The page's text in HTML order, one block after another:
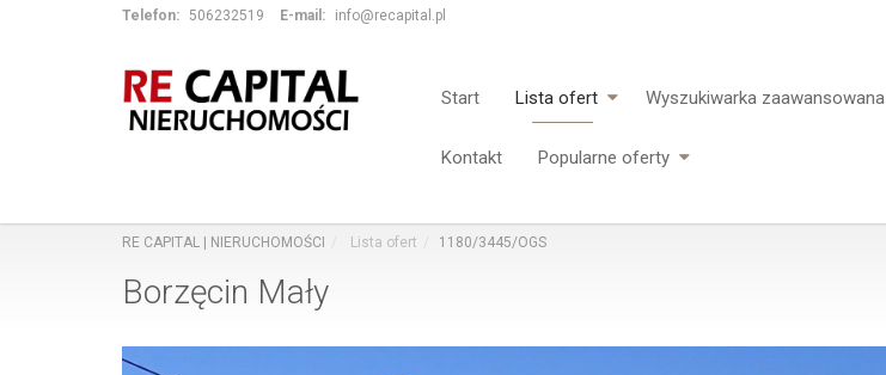
Telefon: 506232519 E-mail: info@recapital.pl
Start Lista ofert Wyszukiwarka zaawansowana
Kontakt Popularne oferty
RE CAPITAL | NIERUCHOMOŚCI Lista ofert 1180/3445/OGS
Borzęcin Mały